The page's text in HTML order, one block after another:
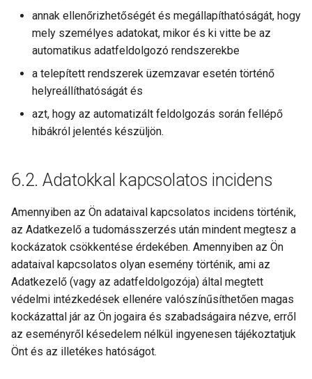
annak ellenőrizhetőségét és megállapíthatóságát, hogy
mely személyes adatokat, mikor és ki vitte be az
automatikus adatfeldolgozó rendszerekbe
a telepített rendszerek üzemzavar esetén történő
helyreállíthatóságát és
azt, hogy az automatizált feldolgozás során fellépő
hibákról jelentés készüljön.
Adatokkal kapcsolatos incidens
Amennyiben az Ön adataival kapcsolatos incidens történik,
az Adatkezelő a tudomásszerzés után mindent megtesz a
kockázatok csökkentése érdekében. Amennyiben az Ön
adataival kapcsolatos olyan esemény történik, ami az
Adatkezelő (vagy az adatfeldolgozója) által megtett
védelmi intézkedések ellenére valószínűsíthetően magas
kockázattal jár az Ön jogaira és szabadságaira nézve, erről
az eseményről késedelem nélkül ingyenesen tájékoztatjuk
Önt és az illetékes hatóságot.